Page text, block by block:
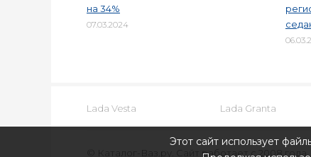
на 34%
07.03.2024
Lada Vesta Lada Granta
© Каталог-Ваз.ру. Сайт работает с 2008 года.
Этот сайт использует